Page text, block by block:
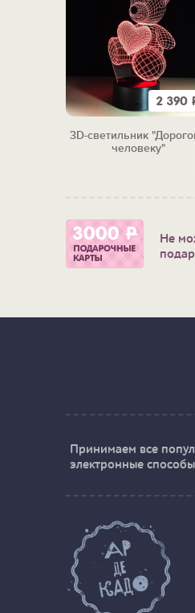
2 390
3D-светильник
человеку"
Не
Принимаем все
электронные